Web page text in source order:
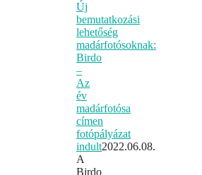
Új
bemutatkozási
lehetőség
madárfotósoknak:
Birdo
–
Az
év
madárfotósa
címen
fotópályázat
indult2022.06.08.
A
Birdo